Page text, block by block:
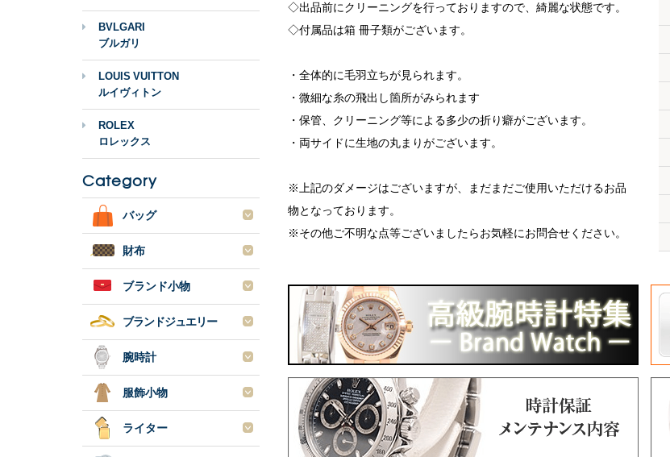
◇出品前にクリーニングを行っておりますので、綺麗な状態です。
◇付属品は箱 冊子類がございます。
・全体的に毛羽立ちが見られます。
・微細な糸の飛出し箇所がみられます
・保管、クリーニング等による多少の折り癖がございます。
・両サイドに生地の丸まりがございます。
※上記のダメージはございますが、まだまだご使用いただけるお品
物となっております。
※その他ご不明な点等ございましたらお気軽にお問合せください。
BVLGARI
ブルガリ
LOUIS VUITTON
ルイヴィトン
ROLEX
ロレックス
Category
バッグ
財布
ブランド小物
ブランドジュエリー
腕時計
服飾小物
ライター